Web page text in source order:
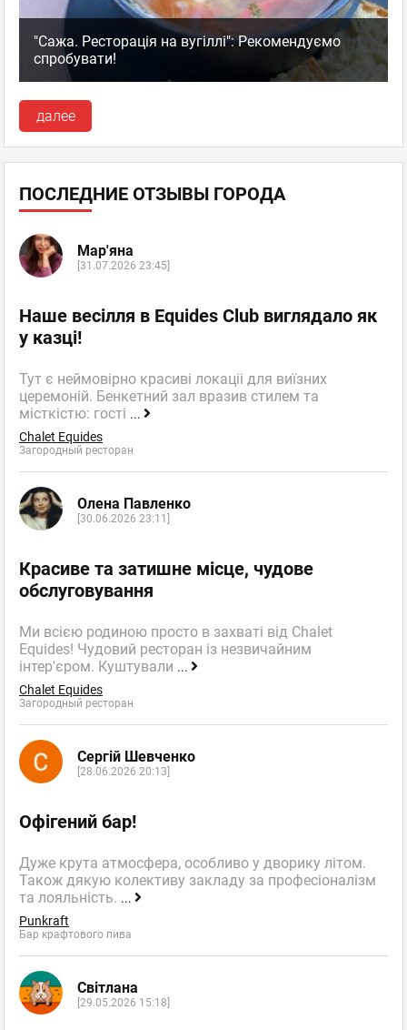
"Сажа. Ресторація на вугіллі": Рекомендуємо
спробувати!
далее
ПОСЛЕДНИЕ ОТЗЫВЫ ГОРОДА
Мар'яна
[31.07.2026 23:45]
Наше весілля в Equides Club виглядало як
у казці!
Тут є неймовірно красиві локаціі для виїзних
церемоній. Бенкетний зал вразив стилем та
місткістю: гості ...
Chalet Equides
Загородный ресторан
Олена Павленко
[30.06.2026 23:11]
Красиве та затишне місце, чудове
обслуговування
Ми всією родиною просто в захваті від Chalet
Equides! Чудовий ресторан із незвичайним
інтер'єром. Куштували ...
Chalet Equides
Загородный ресторан
Сергій Шевченко
[28.06.2026 20:13]
Офігений бар!
Дуже крута атмосфера, особливо у дворику літом.
Також дякую колективу закладу за професіоналізм
та лояльність. ...
Punkraft
Бар крафтового пива
Світлана
[29.05.2026 15:18]